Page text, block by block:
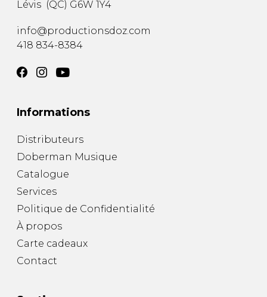
Lévis (QC) G6W 1Y4
info@productionsdoz.com
418 834-8384
Informations
Distributeurs
Doberman Musique
Catalogue
Services
Politique de Confidentialité
À propos
Carte cadeaux
Contact